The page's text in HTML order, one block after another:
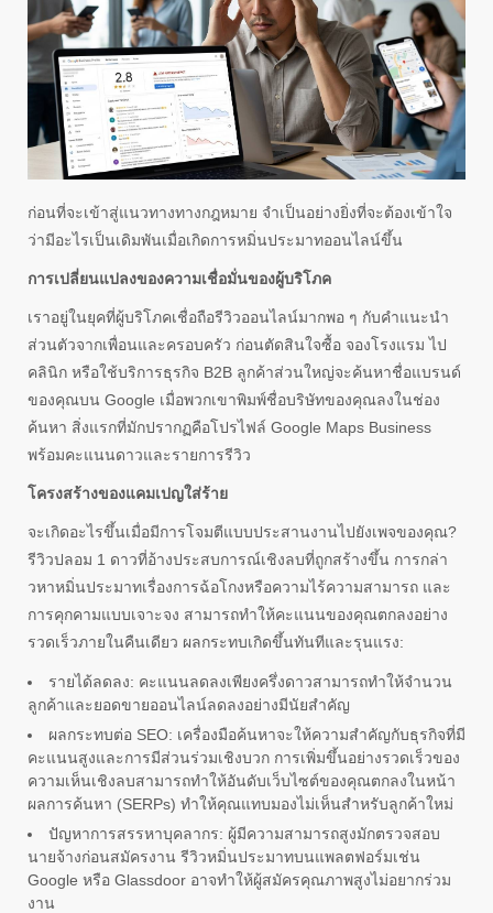
ก่อนที่จะเข้าสู่แนวทางทางกฎหมาย จำเป็นอย่างยิ่งที่จะต้องเข้าใจ
ว่ามีอะไรเป็นเดิมพันเมื่อเกิดการหมิ่นประมาทออนไลน์ขึ้น
การเปลี่ยนแปลงของความเชื่อมั่นของผู้บริโภค
เราอยู่ในยุคที่ผู้บริโภคเชื่อถือรีวิวออนไลน์มากพอ ๆ กับคำแนะนำ
ส่วนตัวจากเพื่อนและครอบครัว ก่อนตัดสินใจซื้อ จองโรงแรม ไป
คลินิก หรือใช้บริการธุรกิจ B2B ลูกค้าส่วนใหญ่จะค้นหาชื่อแบรนด์
ของคุณบน Google เมื่อพวกเขาพิมพ์ชื่อบริษัทของคุณลงในช่อง
ค้นหา สิ่งแรกที่มักปรากฏคือโปรไฟล์ Google Maps Business
พร้อมคะแนนดาวและรายการรีวิว
โครงสร้างของแคมเปญใส่ร้าย
จะเกิดอะไรขึ้นเมื่อมีการโจมตีแบบประสานงานไปยังเพจของคุณ?
รีวิวปลอม 1 ดาวที่อ้างประสบการณ์เชิงลบที่ถูกสร้างขึ้น การกล่า
วหาหมิ่นประมาทเรื่องการฉ้อโกงหรือความไร้ความสามารถ และ
การคุกคามแบบเจาะจง สามารถทำให้คะแนนของคุณตกลงอย่าง
รวดเร็วภายในคืนเดียว ผลกระทบเกิดขึ้นทันทีและรุนแรง:
รายได้ลดลง: คะแนนลดลงเพียงครึ่งดาวสามารถทำให้จำนวน
ลูกค้าและยอดขายออนไลน์ลดลงอย่างมีนัยสำคัญ
ผลกระทบต่อ SEO: เครื่องมือค้นหาจะให้ความสำคัญกับธุรกิจที่มี
คะแนนสูงและการมีส่วนร่วมเชิงบวก การเพิ่มขึ้นอย่างรวดเร็วของ
ความเห็นเชิงลบสามารถทำให้อันดับเว็บไซต์ของคุณตกลงในหน้า
ผลการค้นหา (SERPs) ทำให้คุณแทบมองไม่เห็นสำหรับลูกค้าใหม่
ปัญหาการสรรหาบุคลากร: ผู้มีความสามารถสูงมักตรวจสอบ
นายจ้างก่อนสมัครงาน รีวิวหมิ่นประมาทบนแพลตฟอร์มเช่น
Google หรือ Glassdoor อาจทำให้ผู้สมัครคุณภาพสูงไม่อยากร่วม
งาน